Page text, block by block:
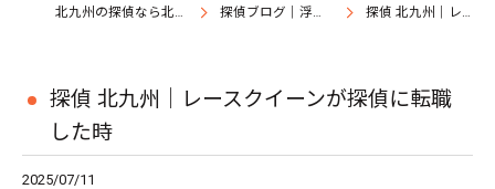
北九州の探偵なら北九州つばめ探偵社｜証拠満載提出継続中 探偵ブログ｜浮気調査北九州、北九州つばめ探偵社 探偵 北九州｜レースクイーンが探偵に転職した時
探偵 北九州｜レースクイーンが探偵に転職
した時
2025/07/11